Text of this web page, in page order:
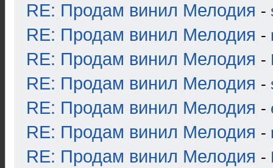
RE: Продам винил Мелодия -
RE: Продам винил Мелодия -
RE: Продам винил Мелодия -
RE: Продам винил Мелодия -
RE: Продам винил Мелодия -
RE: Продам винил Мелодия -
RE: Продам винил Мелодия -